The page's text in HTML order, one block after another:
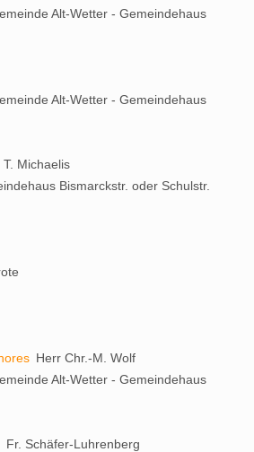
Alt-Wetter - Gemeindehaus
Alt-Wetter - Gemeindehaus
T. Michaelis
Bismarckstr. oder Schulstr.
Herr Chr.-M. Wolf
Alt-Wetter - Gemeindehaus
Fr. Schäfer-Luhrenberg